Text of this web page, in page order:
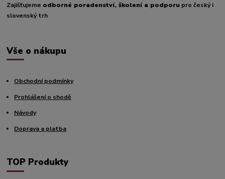
Zajišťujeme odborné poradenství, školení a podporu pro český i
slovenský trh
Vše o nákupu
Obchodní podmínky
Prohlášení o shodě
Návody
Doprava a platba
TOP Produkty